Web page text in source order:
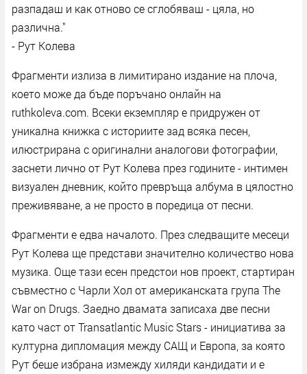
разпадаш и как отново се сглобяваш - цяла, но
различна."
- Рут Колева
Фрагменти излиза в лимитирано издание на плоча,
което може да бъде поръчано онлайн на
ruthkoleva.com. Всеки екземпляр е придружен от
уникална книжка с историите зад всяка песен,
илюстрирана с оригинални аналогови фотографии,
заснети лично от Рут Колева през годините - интимен
визуален дневник, който превръща албума в цялостно
преживяване, а не просто в поредица от песни.
Фрагменти е едва началото. През следващите месеци
Рут Колева ще представи значително количество нова
музика. Още тази есен предстои нов проект, стартиран
съвместно с Чарли Хол от американската група The
War on Drugs. Заедно двамата записаха две песни
като част от Transatlantic Music Stars - инициатива за
културна дипломация между САЩ и Европа, за която
Рут беше избрана измежду хиляди кандидати и е